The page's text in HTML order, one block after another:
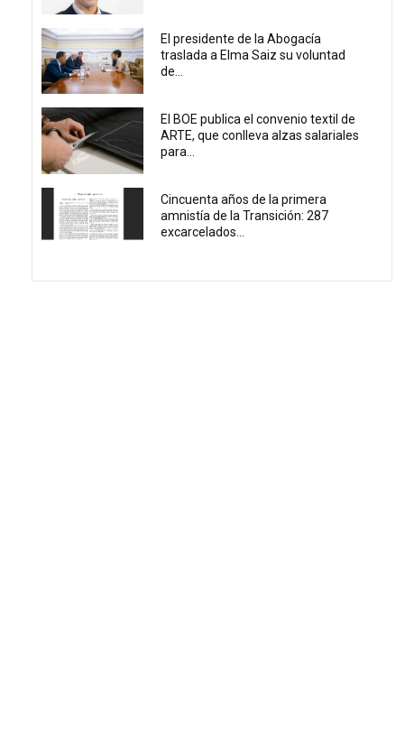
El presidente de la Abogacía
traslada a Elma Saiz su voluntad
de...
El BOE publica el convenio textil de
ARTE, que conlleva alzas salariales
para...
Cincuenta años de la primera
amnistía de la Transición: 287
excarcelados...